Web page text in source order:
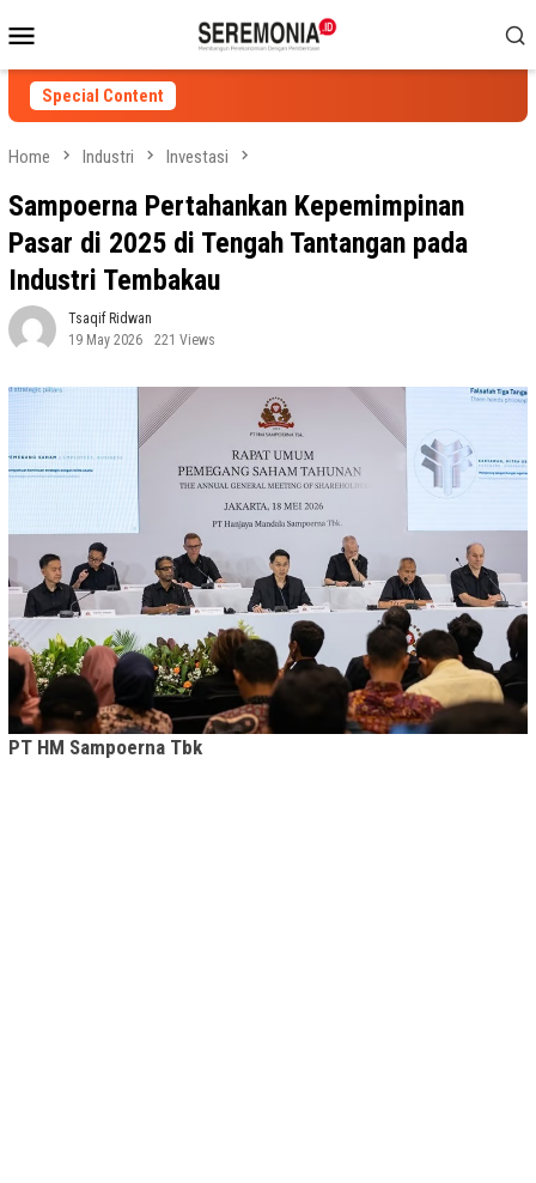
to
contentMenu
Special Content
Home Industri Investasi
Sampoerna Pertahankan Kepemimpinan
Pasar di 2025 di Tengah Tantangan pada
Industri Tembakau
Tsaqif Ridwan
19 May 2026
221 Views
PT HM Sampoerna Tbk